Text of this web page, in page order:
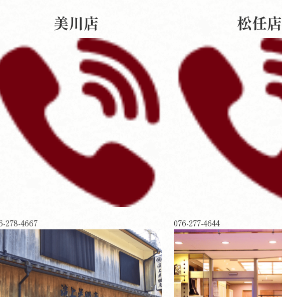
美川店
278-4667
松任店
076-277-4644